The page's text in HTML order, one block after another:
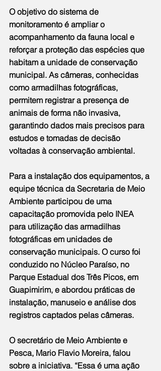
O objetivo do sistema de
monitoramento é ampliar o
acompanhamento da fauna local e
reforçar a proteção das espécies que
habitam a unidade de conservação
municipal. As câmeras, conhecidas
como armadilhas fotográficas,
permitem registrar a presença de
animais de forma não invasiva,
garantindo dados mais precisos para
estudos e tomadas de decisão
voltadas à conservação ambiental.
Para a instalação dos equipamentos, a
equipe técnica da Secretaria de Meio
Ambiente participou de uma
capacitação promovida pelo INEA
para utilização das armadilhas
fotográficas em unidades de
conservação municipais. O curso foi
conduzido no Núcleo Paraíso, no
Parque Estadual dos Três Picos, em
Guapimirim, e abordou práticas de
instalação, manuseio e análise dos
registros captados pelas câmeras.
O secretário de Meio Ambiente e
Pesca, Mario Flavio Moreira, falou
sobre a iniciativa. “Essa é uma ação